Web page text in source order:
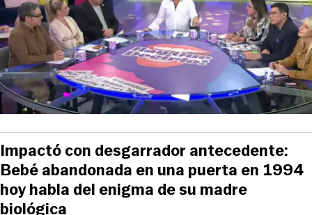
Impactó con desgarrador antecedente:
Bebé abandonada en una puerta en 1994
hoy habla del enigma de su madre
biológica